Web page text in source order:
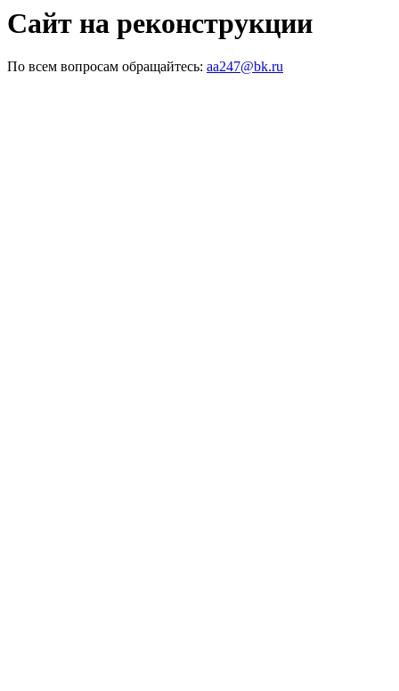
Сайт на реконструкции
По всем вопросам обращайтесь: aa247@bk.ru